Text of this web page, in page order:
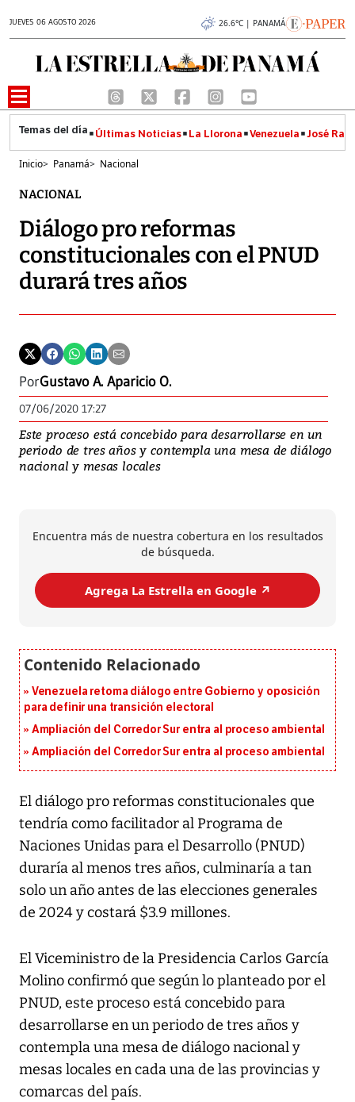
JUEVES 06 AGOSTO 2026 26.6°C | PANAMÁ
Últimas Noticias La Llorona Venezuela José
Inicio> Panamá> Nacional
NACIONAL
Diálogo pro reformas
constitucionales con el PNUD
durará tres años
PorGustavo A. Aparicio O.
07/06/2020 17:27
Este proceso está concebido para desarrollarse en un
periodo de tres años y contempla una mesa de diálogo
nacional y mesas locales
Encuentra más de nuestra cobertura en los resultados
de búsqueda.
Agrega La Estrella en Google ↗️
Venezuela retoma diálogo entre Gobierno y oposición
para definir una transición electoral
Ampliación del Corredor Sur entra al proceso ambiental
Ampliación del Corredor Sur entra al proceso ambiental
El diálogo pro reformas constitucionales que
tendría como facilitador al Programa de
Naciones Unidas para el Desarrollo (PNUD)
duraría al menos tres años, culminaría a tan
solo un año antes de las elecciones generales
de 2024 y costará $3.9 millones.
El Viceministro de la Presidencia Carlos García
Molino confirmó que según lo planteado por el
PNUD, este proceso está concebido para
desarrollarse en un periodo de tres años y
contempla una mesa de diálogo nacional y
mesas locales en cada una de las provincias y
comarcas del país.